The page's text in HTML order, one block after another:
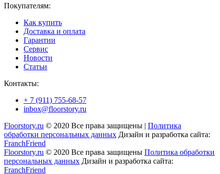
Покупателям:
Как купить
Доставка и оплата
Гарантии
Сервис
Новости
Статьи
Контакты:
+ 7 (911) 755-68-57
inbox@floorstory.ru
Floorstory.ru © 2020 Все права защищены | Политика
обработки персональных данных Дизайн и разработка сайта:
FranchFriend
Floorstory.ru © 2020 Все права защищены Политика обработки
персональных данных Дизайн и разработка сайта:
FranchFriend